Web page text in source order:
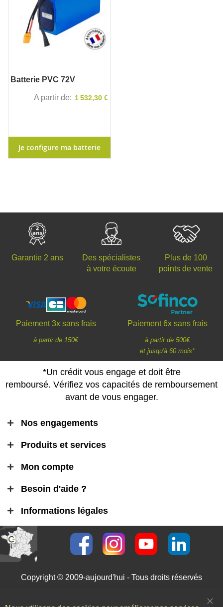
Batterie PVC 72V
A partir de 1 532,30 €
Je configure ma batterie
Garantie 2 ans
Des spécialistes
à votre écoute
Plus de 100
points de vente
Paiement 3x sans frais
à partir de 150€
Paiement 6x sans frais
à partir de 500€
et jusqu'à 60 mois*
*Un crédit vous engage et doit être
remboursé. Vérifiez vos capacités de remboursement
avant de vous engager.
Nos engagements
Produits et services
Mon compte
Besoin d'aide ?
Informations légales
Copyright © 2009-aujourd'hui - Tous droits réservés